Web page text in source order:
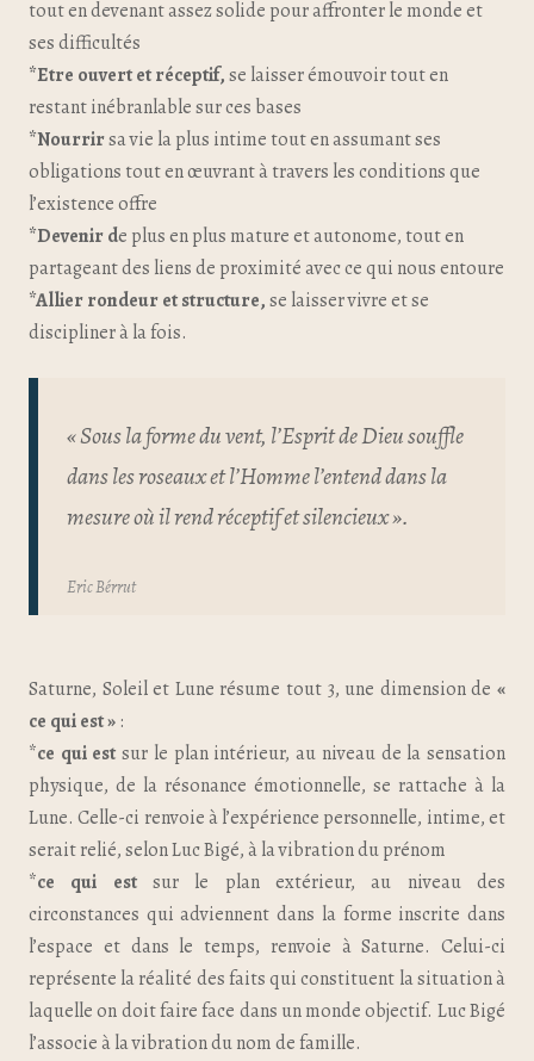
tout en devenant assez solide pour affronter le monde et
ses difficultés
*Etre ouvert et réceptif,se laisser émouvoir tout en
restant inébranlable sur ces bases
*Nourrirsa vie la plus intime tout en assumant ses
obligations tout en œuvrant à travers les conditions que
l’existence offre
*Devenir de plus en plus mature et autonome, tout en
partageant des liens de proximité avec ce qui nous entoure
*Allier rondeur et structure,se laisser vivre et se
discipliner à la fois.
« Sous la forme du vent, l’Esprit de Dieu souffle
dans les roseaux et l’Homme l’entend dans la
mesure où il rend réceptif et silencieux ».
Eric Bérrut
Saturne, Soleil et Lune résume tout 3, une dimension de «
ce qui est » :
*ce qui est sur le plan intérieur, au niveau de la sensation
physique, de la résonance émotionnelle, se rattache à la
Lune. Celle-ci renvoie à l’expérience personnelle, intime, et
serait relié, selon Luc Bigé, à la vibration du prénom
*ce qui estsur le plan extérieur, au niveau des
circonstances qui adviennent dans la forme inscrite dans
l’espace et dans le temps, renvoie à Saturne. Celui-ci
représente la réalité des faits qui constituent la situation à
laquelle on doit faire face dans un monde objectif. Luc Bigé
l’associe à la vibration du nom de famille.